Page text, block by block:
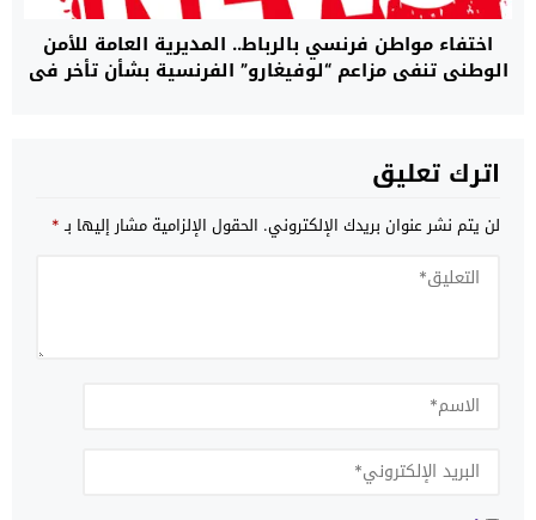
اختفاء مواطن فرنسي بالرباط.. المديرية العامة للأمن
الوطني تنفي مزاعم “لوفيغارو” الفرنسية بشأن تأخر في
اترك تعليق
لن يتم نشر عنوان بريدك الإلكتروني. الحقول الإلزامية مشار إليها بـ*